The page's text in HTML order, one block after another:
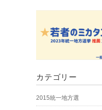
カテゴリー
2015統一地方選